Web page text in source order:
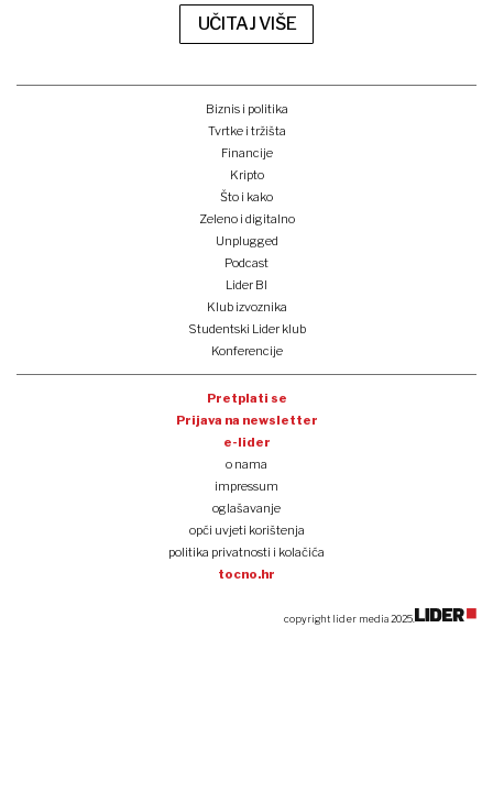
UČITAJ VIŠE
Biznis i politika
Tvrtke i tržišta
Financije
Kripto
Što i kako
Zeleno i digitalno
Unplugged
Podcast
Lider BI
Klub izvoznika
Studentski Lider klub
Konferencije
Pretplati se
Prijava na newsletter
e-lider
o nama
impressum
oglašavanje
opći uvjeti korištenja
politika privatnosti i kolačića
tocno.hr
copyright lider media 2025.